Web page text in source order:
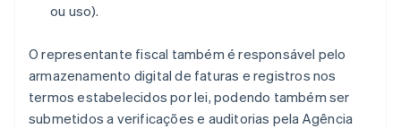
ou uso).
O representante fiscal também é responsável pelo
armazenamento digital de faturas e registros nos
termos estabelecidos por lei, podendo também ser
submetidos a verificações e auditorias pela Agência